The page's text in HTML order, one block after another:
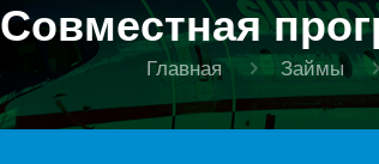
Совместная
Главная Займы